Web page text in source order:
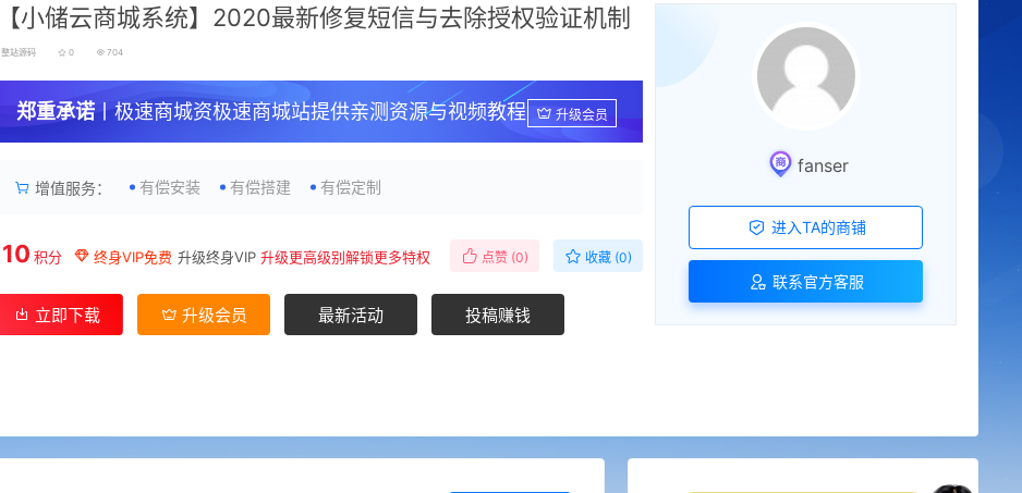
【小储云商城系统】2020最新修复短信与去除授权验证机制
整站源码 0 704
郑重承诺丨极速商城资极速商城站提供亲测资源与视频教程 升级会员
增值服务： 有偿安装 有偿搭建 有偿定制
10 积分 终身VIP免费 升级终身VIP 升级更高级别解锁更多特权 点赞 (0) 收藏 (0)
立即下载 升级会员 最新活动 投稿赚钱
fanser
进入TA的商铺
联系官方客服